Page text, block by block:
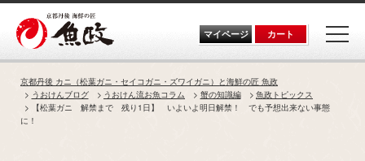
Skip
content
マイページ カート
京都丹後 カニ（松葉ガニ・セイコガニ・ズワイガニ）と海鮮の匠 魚政
うおけんブログ
うおけん流お魚コラム 蟹の知識編
魚政トピックス
【松葉ガニ 解禁まで 残り1日】 いよいよ明日解禁！ でも予想出来ない事態
に！